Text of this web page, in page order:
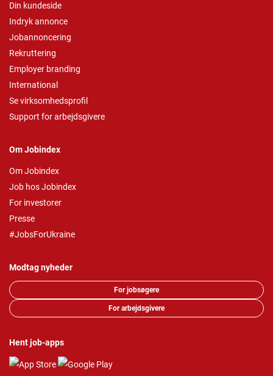
Din kundeside
Indryk annonce
Jobannoncering
Rekruttering
Employer branding
International
Se virksomhedsprofil
Support for arbejdsgivere
Om Jobindex
Om Jobindex
Job hos Jobindex
For investorer
Presse
#JobsForUkraine
Modtag nyheder
For jobsøgere
For arbejdsgivere
Hent job-apps